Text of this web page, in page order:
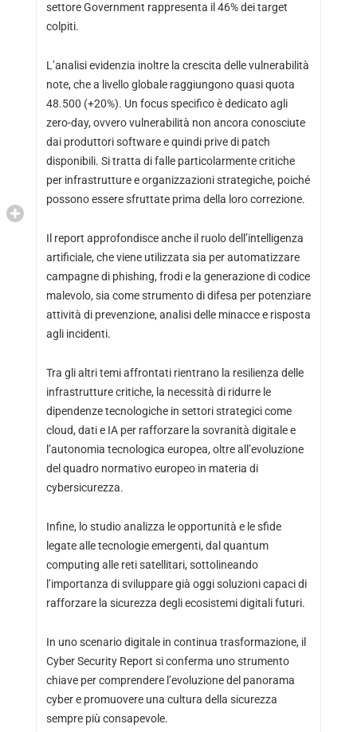
settore Government rappresenta il 46% dei target
colpiti.
L’analisi evidenzia inoltre la crescita delle vulnerabilità
note, che a livello globale raggiungono quasi quota
48.500 (+20%). Un focus specifico è dedicato agli
zero-day, ovvero vulnerabilità non ancora conosciute
dai produttori software e quindi prive di patch
disponibili. Si tratta di falle particolarmente critiche
per infrastrutture e organizzazioni strategiche, poiché
possono essere sfruttate prima della loro correzione.
Il report approfondisce anche il ruolo dell’intelligenza
artificiale, che viene utilizzata sia per automatizzare
campagne di phishing, frodi e la generazione di codice
malevolo, sia come strumento di difesa per potenziare
attività di prevenzione, analisi delle minacce e risposta
agli incidenti.
Tra gli altri temi affrontati rientrano la resilienza delle
infrastrutture critiche, la necessità di ridurre le
dipendenze tecnologiche in settori strategici come
cloud, dati e IA per rafforzare la sovranità digitale e
l’autonomia tecnologica europea, oltre all’evoluzione
del quadro normativo europeo in materia di
cybersicurezza.
Infine, lo studio analizza le opportunità e le sfide
legate alle tecnologie emergenti, dal quantum
computing alle reti satellitari, sottolineando
l’importanza di sviluppare già oggi soluzioni capaci di
rafforzare la sicurezza degli ecosistemi digitali futuri.
In uno scenario digitale in continua trasformazione, il
Cyber Security Report si conferma uno strumento
chiave per comprendere l’evoluzione del panorama
cyber e promuovere una cultura della sicurezza
sempre più consapevole.